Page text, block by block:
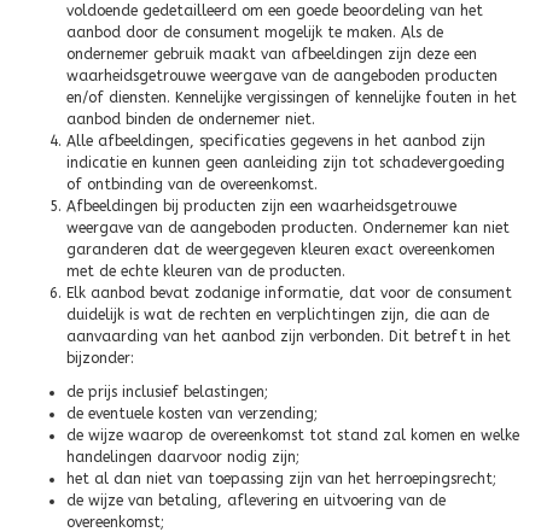
voldoende gedetailleerd om een goede beoordeling van het
aanbod door de consument mogelijk te maken. Als de
ondernemer gebruik maakt van afbeeldingen zijn deze een
waarheidsgetrouwe weergave van de aangeboden producten
en/of diensten. Kennelijke vergissingen of kennelijke fouten in het
aanbod binden de ondernemer niet.
Alle afbeeldingen, specificaties gegevens in het aanbod zijn
indicatie en kunnen geen aanleiding zijn tot schadevergoeding
of ontbinding van de overeenkomst.
Afbeeldingen bij producten zijn een waarheidsgetrouwe
weergave van de aangeboden producten. Ondernemer kan niet
garanderen dat de weergegeven kleuren exact overeenkomen
met de echte kleuren van de producten.
Elk aanbod bevat zodanige informatie, dat voor de consument
duidelijk is wat de rechten en verplichtingen zijn, die aan de
aanvaarding van het aanbod zijn verbonden. Dit betreft in het
bijzonder:
de prijs inclusief belastingen;
de eventuele kosten van verzending;
de wijze waarop de overeenkomst tot stand zal komen en welke
handelingen daarvoor nodig zijn;
het al dan niet van toepassing zijn van het herroepingsrecht;
de wijze van betaling, aflevering en uitvoering van de
overeenkomst;